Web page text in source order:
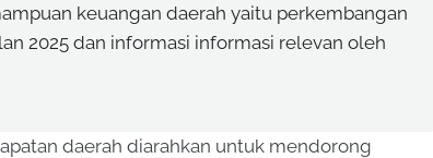
keuangan daerah yaitu perkembangan
2025 dan informasi informasi relevan oleh
daerah diarahkan untuk mendorong